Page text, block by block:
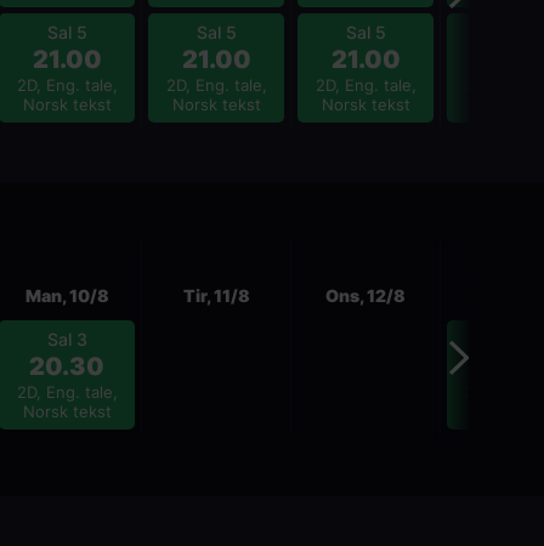
Sal 5
21.00
2D, Eng. tale,
Norsk tekst
Sal 5
21.00
2D, Eng. tale,
Norsk tekst
Sal 5
21.00
2D, Eng. tale,
Norsk tekst
Man, 10/8
Sal 3
20.30
2D, Eng. tale,
Norsk tekst
Tir, 11/8 Ons, 12/8